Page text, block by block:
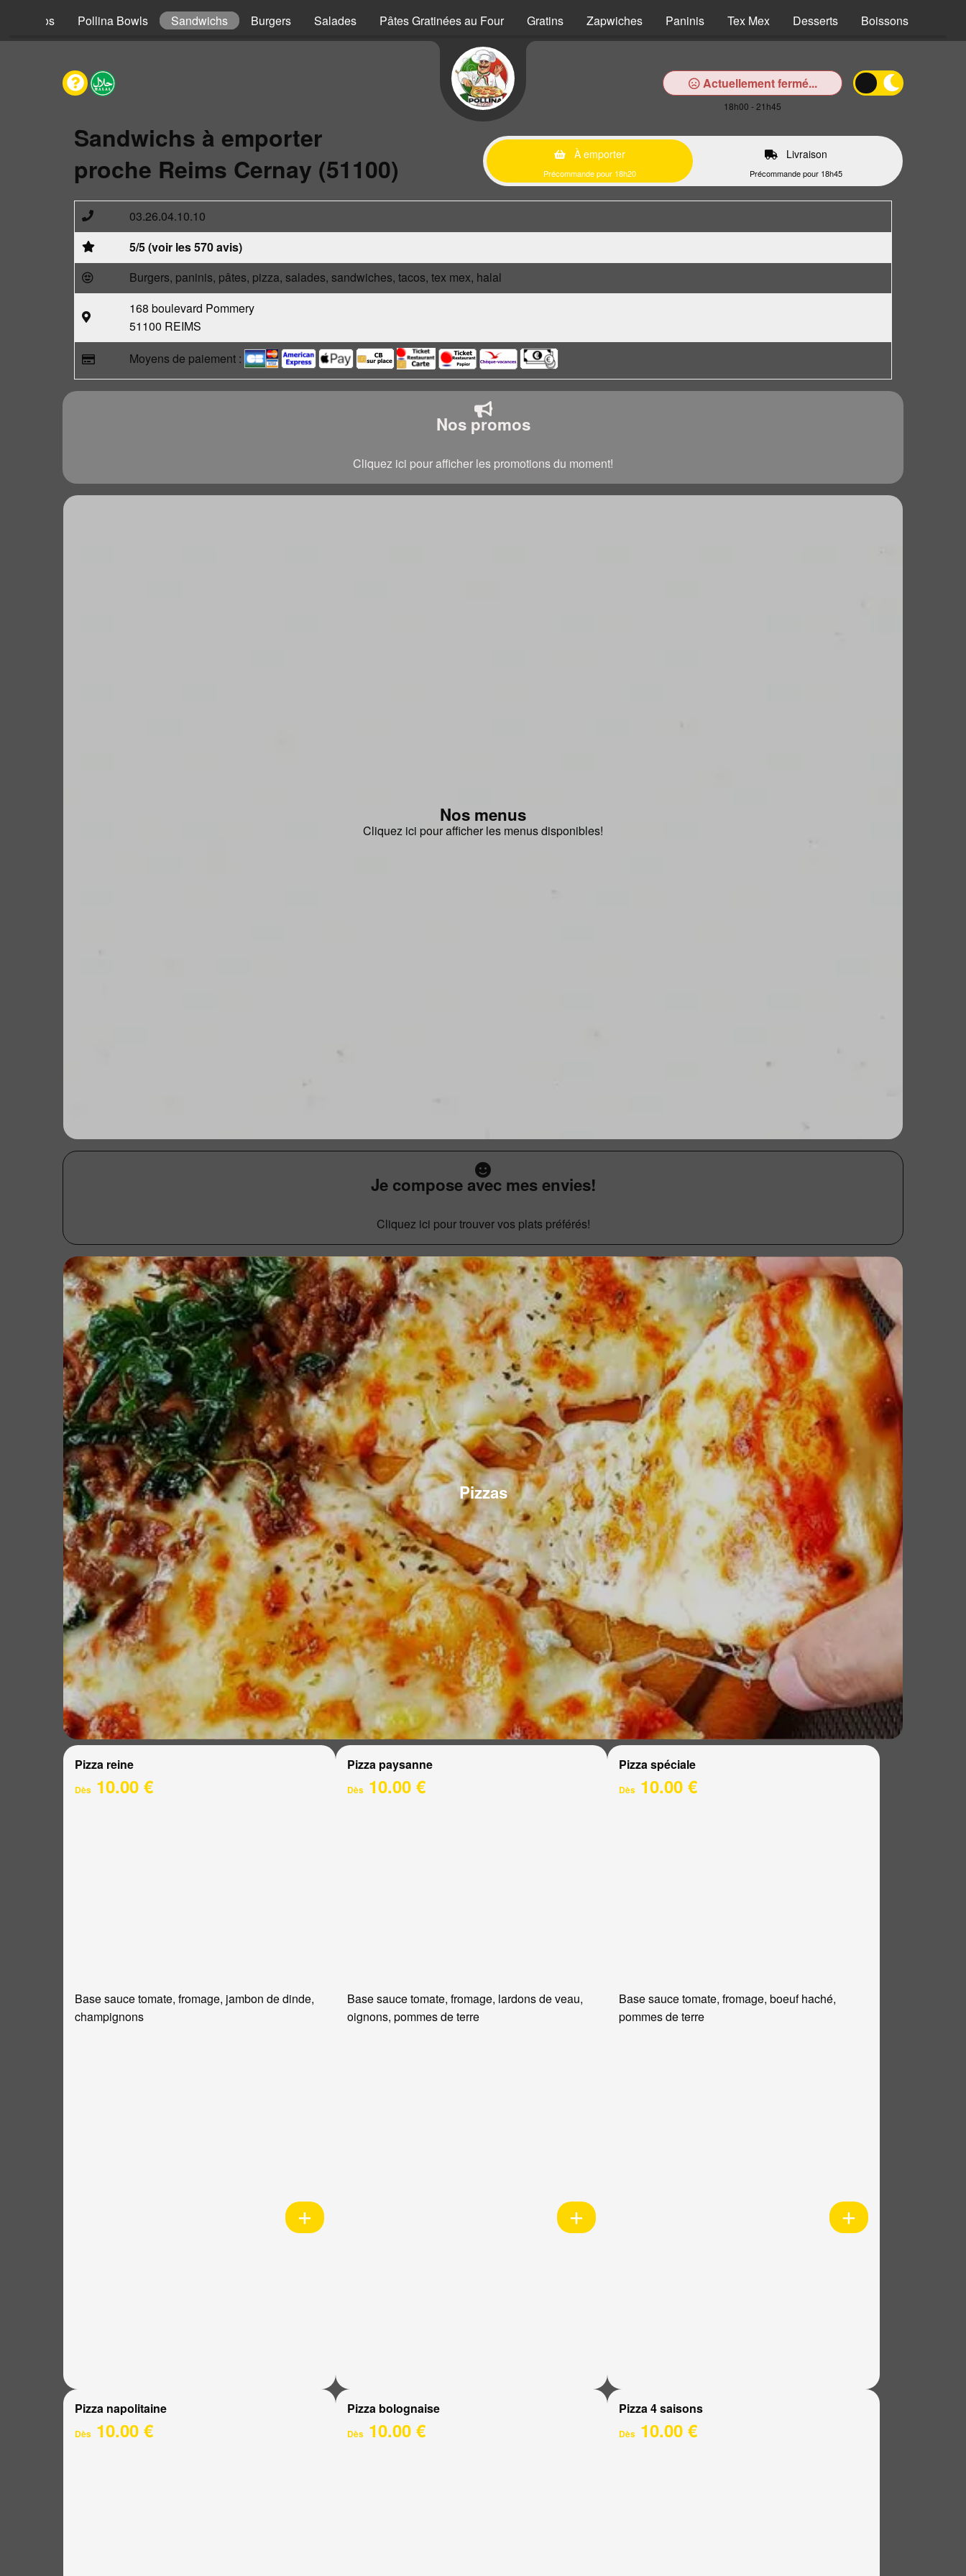
Tacos Pollina Bowls Sandwichs Burgers Salades Pâtes Gratinées au Four Gratins Zapwiches Paninis Tex Mex Desserts Boissons
Actuellement fermé...
18h00 - 21h45
Sandwichs à emporter
proche Reims Cernay (51100)
À emporter
Précommande pour 18h20
Livraison
Précommande pour 18h45
03.26.04.10.10
5/5 (voir les 570 avis)
Burgers, paninis, pâtes, pizza, salades, sandwiches, tacos, tex mex, halal
168 boulevard Pommery
51100 REIMS
Moyens de paiement :
Nos promos
Cliquez ici pour afficher les promotions du moment!
Nos menus
Cliquez ici pour afficher les menus disponibles!
Je compose avec mes envies!
Cliquez ici pour trouver vos plats préférés!
Pizzas
Pizza reine
Dès 10.00 €
Base sauce tomate, fromage, jambon de dinde,
champignons
Pizza paysanne
Dès10.00 €
Base sauce tomate, fromage, lardons de veau,
oignons, pommes de terre
Pizza spéciale
Dès 10.00 €
Base sauce tomate, fromage, boeuf haché,
pommes de terre
Pizza napolitaine
Dès 10.00 €
Pizza bolognaise
Dès10.00 €
Pizza 4 saisons
Dès 10.00 €